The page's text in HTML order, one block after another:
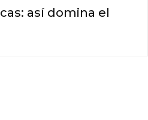
así domina el